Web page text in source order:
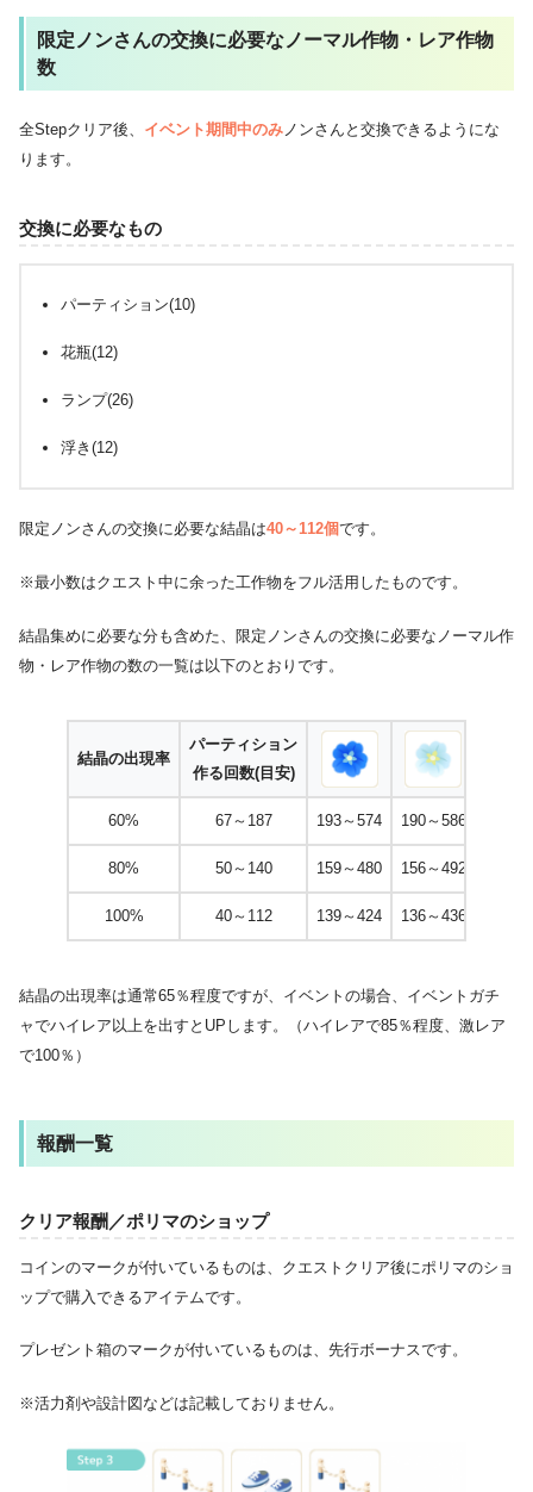
限定ノンさんの交換に必要なノーマル作物・レア作物
数
全Stepクリア後、 イベント期間中のみ ノンさんと交換できるようにな
ります。
交換に必要なもの
パーティション(10)
花瓶(12)
ランプ(26)
浮き(12)
限定ノンさんの交換に必要な結晶は40～112個です。
※最小数はクエスト中に余った工作物をフル活用したものです。
結晶集めに必要な分も含めた、限定ノンさんの交換に必要なノーマル作
物・レア作物の数の一覧は以下のとおりです。
結晶の出現率
パーティション
作る回数(目安)
60% 67～187 193～574 190～586
80% 50～140 159～480 156～492
100% 40～112 139～424 136～436
結晶の出現率は通常65％程度ですが、イベントの場合、イベントガチ
ャでハイレア以上を出すとUPします。（ハイレアで85％程度、激レア
で100％）
報酬一覧
クリア報酬／ポリマのショップ
コインのマークが付いているものは、クエストクリア後にポリマのショ
ップで購入できるアイテムです。
プレゼント箱のマークが付いているものは、先行ボーナスです。
※活力剤や設計図などは記載しておりません。